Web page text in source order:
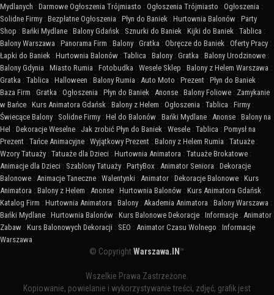
Mydlanych : Darmowe Ogłoszenia Trójmiasto : Ogłoszenia Trójmiasto : Ogłoszenia :
Solidne Firmy : Bezpłatne Ogłoszenia : Płyn do Baniek : Hurtownia Balonów : Party
Shop : Bańki Mydlane : Balony Gdańsk : Sznurki do Baniek : Kijki do Baniek : Tablica :
Balony Warszawa : Panorama Firm : Balony : Gratka : Obręcze do Baniek : Oferty Pracy :
Łapki do Baniek : Hurtownia Balonów : Tablica : Balony : Gratka : Balony Urodzinowe :
Balony Gdynia : Miasto Rumia : Fotobudka : Wesele Sklep : Balony z Helem Warszawa :
Gratka : Tablica : Halloween : Balony Rumia : Auto Moto : Prezent : Płyn do Baniek :
Baza Firm : Gratka : Ogłoszenia : Płyn do Baniek : Anonse : Balony Foliowe : Zamykanie
w Bańce : Kurs Animatora Gdańsk : Balony z Helem : Ogłoszenia : Tablica : Firmy :
Świecące Balony : Solidne Firmy : Hel do Balonów : Bańki Mydlane : Anonse : Balony na
Hel : Dekoracje Weselne : Jak zrobić Płyn do Baniek : Wesele : Tablica : Pomysł na
Prezent : Tańce Animacyjne : Wyjątkowy Prezent : Balony z Helem Rumia : Tatuaże :
Wzory Tatuaży : Tatuaże dla Dzieci : Hurtownia Animatora : Tatuaże Brokatowe :
Animacje dla Dzieci : Szablony Tatuaży : PartyBox : Animator Seniora : Dekoracje
Balonowe : Animacje Taneczne : Walentynki : Animator : Dekoracje Balonowe : Kurs
Animatora : Balony z Helem : Anonse : Hurtownia Balonów : Kurs Animatora Gdańsk :
Katalog Firm : Hurtownia Animatora : Balony : Akademia Animatora : Balony Warszawa :
Bańki Mydlane : Hurtownia Balonów : Kurs Balonowe Dekoracje : Informacje : Animator
Zabaw : Kurs Balonowych Dekoracji : SEO : Animator Czasu Wolnego : Informacje
Warszawa
© CopyrightWarszawa.IN ™
Wszelkie Prawa Zastrzeżone.
Kopiowanie, powielanie i wykorzystywanie treści, zdjęć, grafik jest